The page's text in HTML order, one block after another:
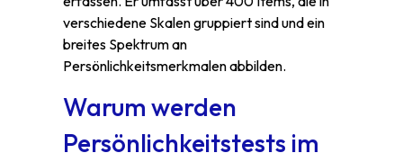
verschiedene Skalen gruppiert sind und ein
breites Spektrum an
Persönlichkeitsmerkmalen abbilden.
Warum werden
Persönlichkeitstests im